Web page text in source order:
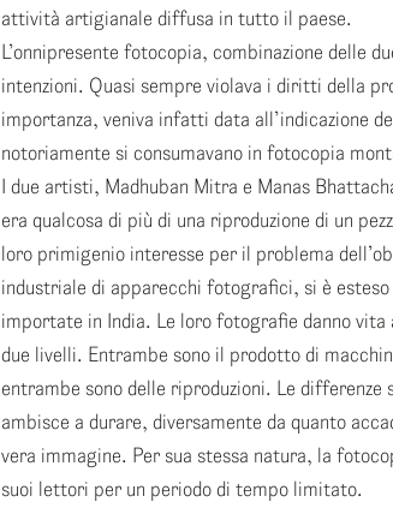
attività artigianale diffusa in tutto il paese.
L’onnipresente fotocopia, combinazione delle
intenzioni. Quasi sempre violava i diritti della
importanza, veniva infatti data all’indicazione
notoriamente si consumavano in fotocopia
I due artisti, Madhuban Mitra e Manas
era qualcosa di più di una riproduzione di un
loro primigenio interesse per il problema
industriale di apparecchi fotografici, si è
importate in India. Le loro fotografie danno
due livelli. Entrambe sono il prodotto di
entrambe sono delle riproduzioni. Le
ambisce a durare, diversamente da quanto
vera immagine. Per sua stessa natura, la
suoi lettori per un periodo di tempo limitato.